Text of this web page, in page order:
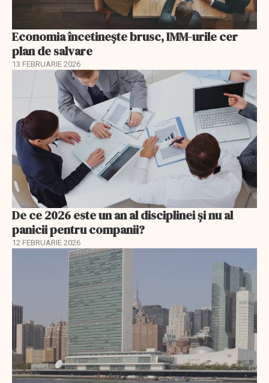
Economia încetinește brusc, IMM-urile cer
plan de salvare
13 FEBRUARIE 2026
De ce 2026 este un an al disciplinei și nu al
panicii pentru companii?
12 FEBRUARIE 2026